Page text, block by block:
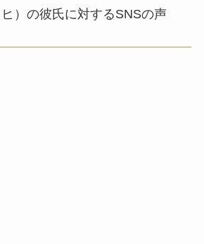
）の彼氏に対するSNSの声